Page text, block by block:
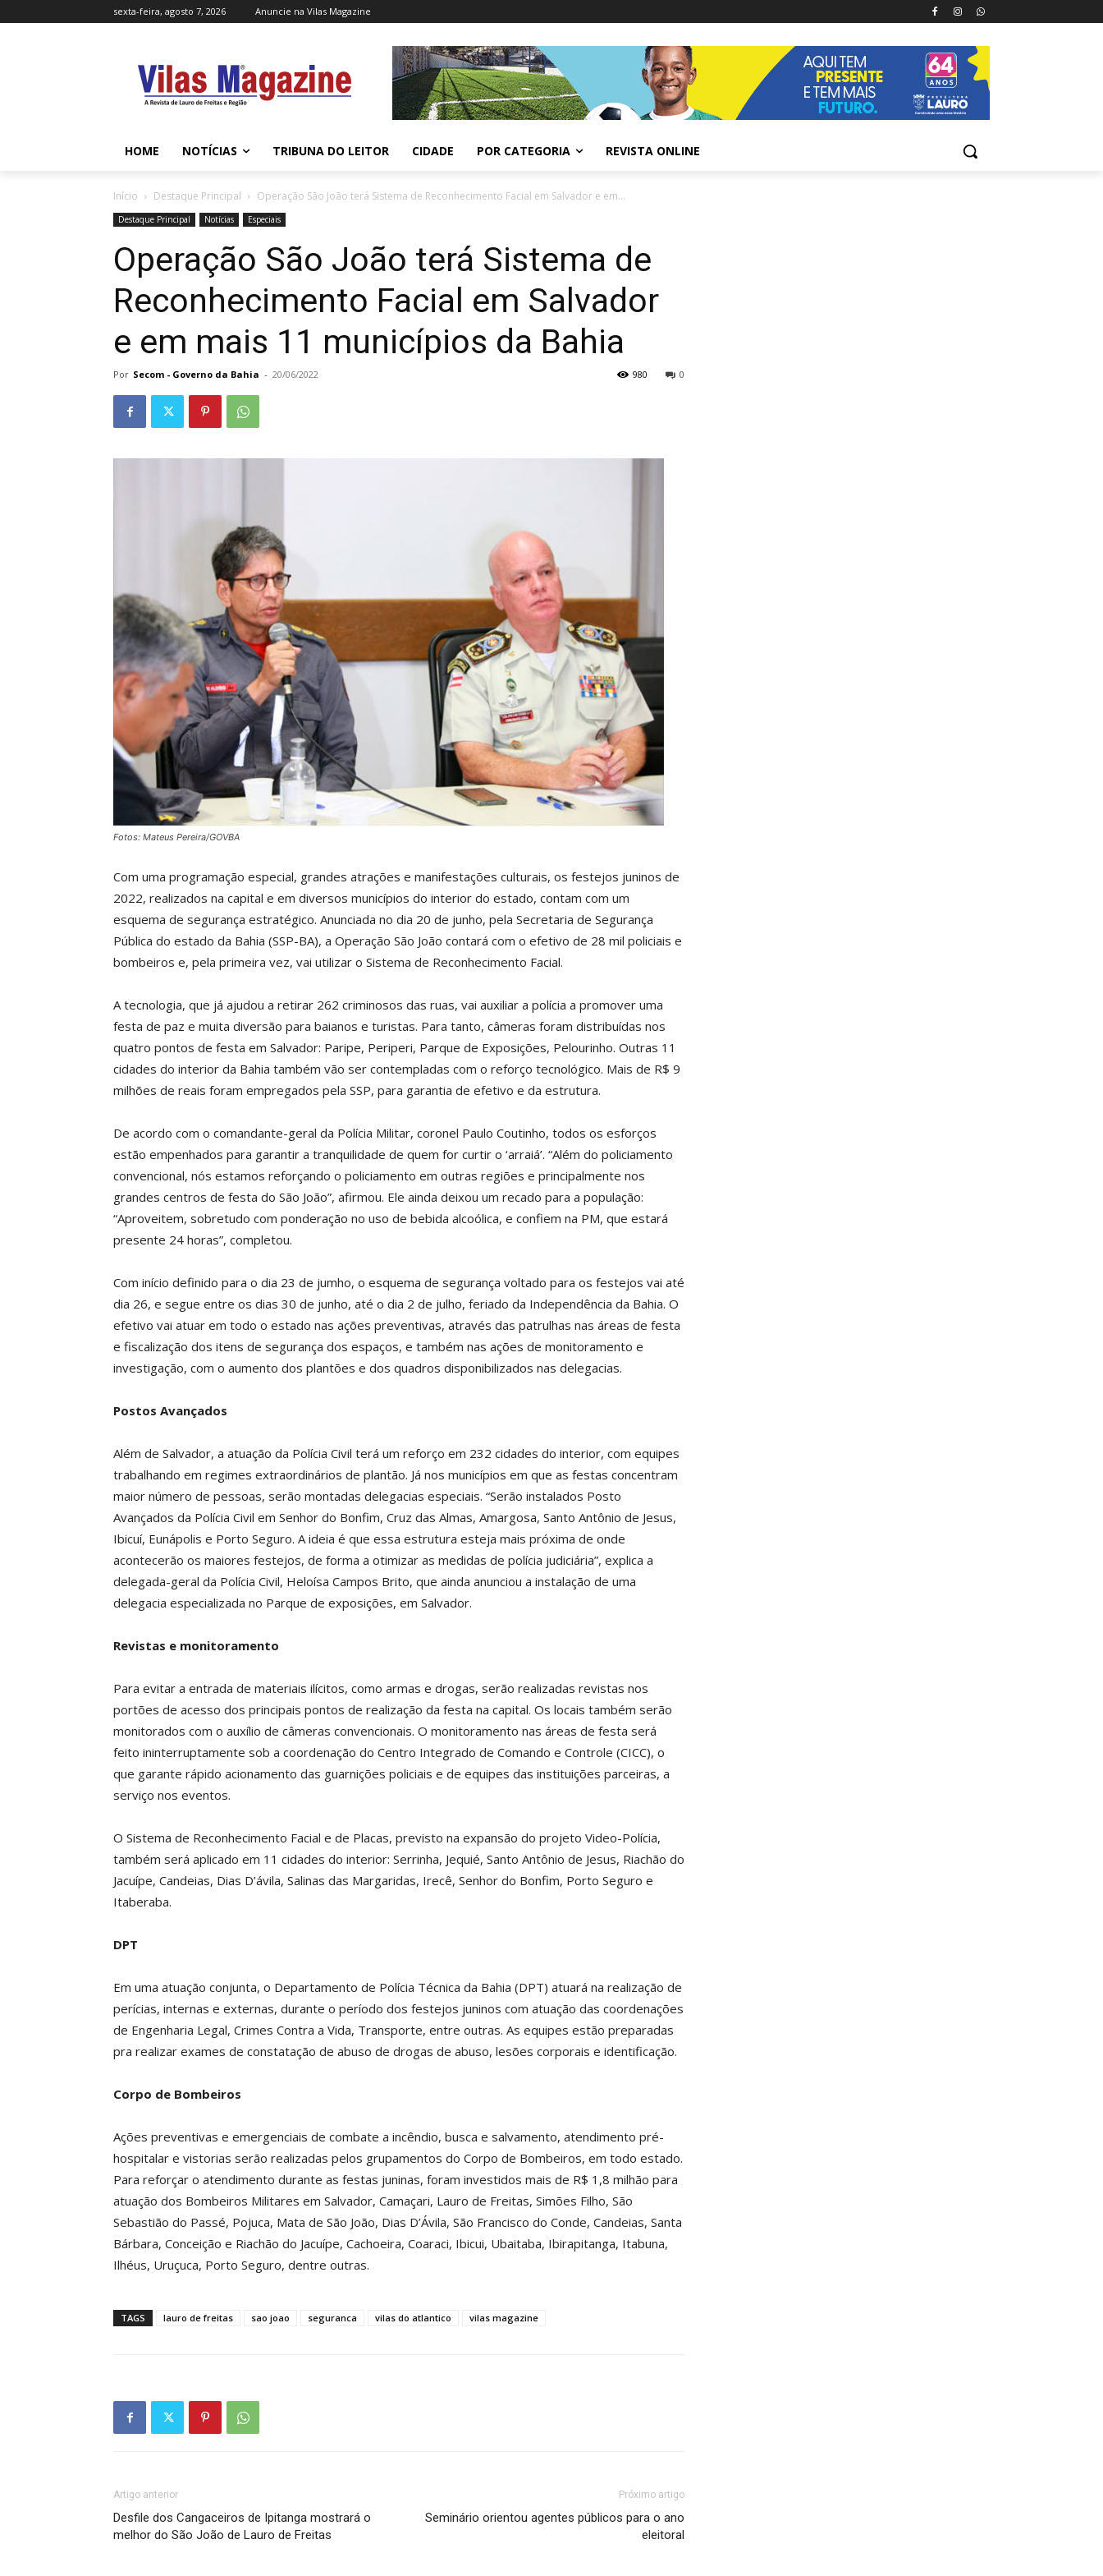
sexta-feira, agosto 7, 2026 Anuncie na Vilas Magazine
HOME NOTÍCIAS TRIBUNA DO LEITOR CIDADE POR CATEGORIA REVISTA ONLINE
Início Destaque Principal Operação São João terá Sistema de Reconhecimento Facial em Salvador e em...
Destaque Principal Notícias Especiais
Operação São João terá Sistema de
Reconhecimento Facial em Salvador
e em mais 11 municípios da Bahia
Por Secom - Governo da Bahia - 20/06/2022 0
980
Fotos: Mateus Pereira/GOVBA
Com uma programação especial, grandes atrações e manifestações culturais, os festejos juninos de
2022, realizados na capital e em diversos municípios do interior do estado, contam com um
esquema de segurança estratégico. Anunciada no dia 20 de junho, pela Secretaria de Segurança
Pública do estado da Bahia (SSP-BA), a Operação São João contará com o efetivo de 28 mil policiais e
bombeiros e, pela primeira vez, vai utilizar o Sistema de Reconhecimento Facial.
A tecnologia, que já ajudou a retirar 262 criminosos das ruas, vai auxiliar a polícia a promover uma
festa de paz e muita diversão para baianos e turistas. Para tanto, câmeras foram distribuídas nos
quatro pontos de festa em Salvador: Paripe, Periperi, Parque de Exposições, Pelourinho. Outras 11
cidades do interior da Bahia também vão ser contempladas com o reforço tecnológico. Mais de R$ 9
milhões de reais foram empregados pela SSP, para garantia de efetivo e da estrutura.
De acordo com o comandante-geral da Polícia Militar, coronel Paulo Coutinho, todos os esforços
estão empenhados para garantir a tranquilidade de quem for curtir o ‘arraiá’. “Além do policiamento
convencional, nós estamos reforçando o policiamento em outras regiões e principalmente nos
grandes centros de festa do São João”, afirmou. Ele ainda deixou um recado para a população:
“Aproveitem, sobretudo com ponderação no uso de bebida alcoólica, e confiem na PM, que estará
presente 24 horas”, completou.
Com início definido para o dia 23 de jumho, o esquema de segurança voltado para os festejos vai até
dia 26, e segue entre os dias 30 de junho, até o dia 2 de julho, feriado da Independência da Bahia. O
efetivo vai atuar em todo o estado nas ações preventivas, através das patrulhas nas áreas de festa
e fiscalização dos itens de segurança dos espaços, e também nas ações de monitoramento e
investigação, com o aumento dos plantões e dos quadros disponibilizados nas delegacias.
Postos Avançados
Além de Salvador, a atuação da Polícia Civil terá um reforço em 232 cidades do interior, com equipes
trabalhando em regimes extraordinários de plantão. Já nos municípios em que as festas concentram
maior número de pessoas, serão montadas delegacias especiais. “Serão instalados Posto
Avançados da Polícia Civil em Senhor do Bonfim, Cruz das Almas, Amargosa, Santo Antônio de Jesus,
Ibicuí, Eunápolis e Porto Seguro. A ideia é que essa estrutura esteja mais próxima de onde
acontecerão os maiores festejos, de forma a otimizar as medidas de polícia judiciária”, explica a
delegada-geral da Polícia Civil, Heloísa Campos Brito, que ainda anunciou a instalação de uma
delegacia especializada no Parque de exposições, em Salvador.
Revistas e monitoramento
Para evitar a entrada de materiais ilícitos, como armas e drogas, serão realizadas revistas nos
portões de acesso dos principais pontos de realização da festa na capital. Os locais também serão
monitorados com o auxílio de câmeras convencionais. O monitoramento nas áreas de festa será
feito ininterruptamente sob a coordenação do Centro Integrado de Comando e Controle (CICC), o
que garante rápido acionamento das guarnições policiais e de equipes das instituições parceiras, a
serviço nos eventos.
O Sistema de Reconhecimento Facial e de Placas, previsto na expansão do projeto Video-Polícia,
também será aplicado em 11 cidades do interior: Serrinha, Jequié, Santo Antônio de Jesus, Riachão do
Jacuípe, Candeias, Dias D’ávila, Salinas das Margaridas, Irecê, Senhor do Bonfim, Porto Seguro e
Itaberaba.
DPT
Em uma atuação conjunta, o Departamento de Polícia Técnica da Bahia (DPT) atuará na realização de
perícias, internas e externas, durante o período dos festejos juninos com atuação das coordenações
de Engenharia Legal, Crimes Contra a Vida, Transporte, entre outras. As equipes estão preparadas
pra realizar exames de constatação de abuso de drogas de abuso, lesões corporais e identificação.
Corpo de Bombeiros
Ações preventivas e emergenciais de combate a incêndio, busca e salvamento, atendimento pré-
hospitalar e vistorias serão realizadas pelos grupamentos do Corpo de Bombeiros, em todo estado.
Para reforçar o atendimento durante as festas juninas, foram investidos mais de R$ 1,8 milhão para
atuação dos Bombeiros Militares em Salvador, Camaçari, Lauro de Freitas, Simões Filho, São
Sebastião do Passé, Pojuca, Mata de São João, Dias D’Ávila, São Francisco do Conde, Candeias, Santa
Bárbara, Conceição e Riachão do Jacuípe, Cachoeira, Coaraci, Ibicui, Ubaitaba, Ibirapitanga, Itabuna,
Ilhéus, Uruçuca, Porto Seguro, dentre outras.
TAGS lauro de freitas sao joao seguranca vilas do atlantico vilas magazine
Artigo anterior
Desfile dos Cangaceiros de Ipitanga mostrará o
melhor do São João de Lauro de Freitas
Próximo artigo
Seminário orientou agentes públicos para o ano
eleitoral